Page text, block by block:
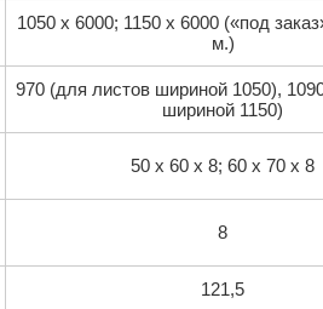
1050 х 6000; 1150 х 6000 («под
м.)
970 (для листов шириной 1050),
шириной 1150)
50 x 60 x 8; 60 x 70 x 8
8
121,5